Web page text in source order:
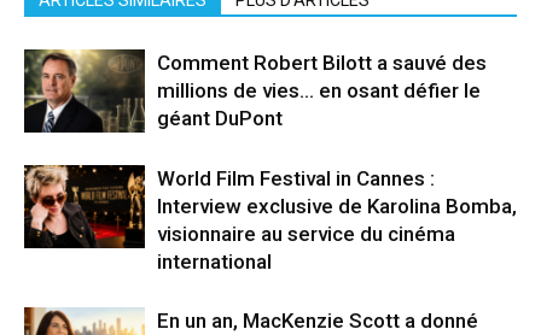
Comment Robert Bilott a sauvé des
millions de vies… en osant défier le
géant DuPont
World Film Festival in Cannes :
Interview exclusive de Karolina Bomba,
visionnaire au service du cinéma
international
En un an, MacKenzie Scott a donné